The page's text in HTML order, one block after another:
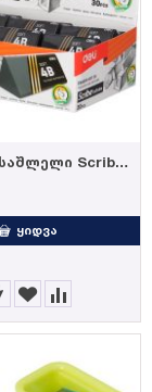
ფანქრის საშლელი Scribe Infinite H01720, DELI
ᲧᲘᲓᲕᲐ